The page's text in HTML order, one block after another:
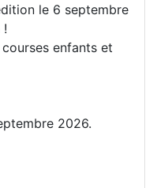
le 6 septembre
!
enfants et
2026.